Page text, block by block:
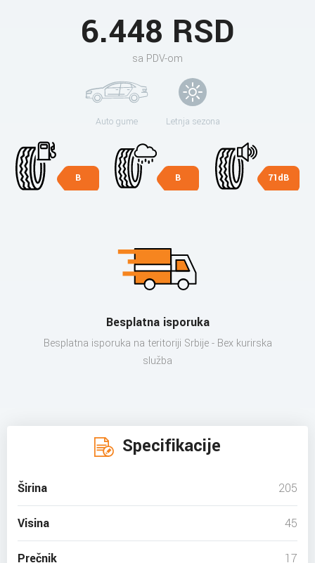
6.448 RSD
sa PDV-om
Auto gume Letnja sezona
B B 71dB
Besplatna isporuka
Besplatna isporuka na teritoriji Srbije - Bex kurirska
služba
Specifikacije
Širina 205
Visina 45
Prečnik 17